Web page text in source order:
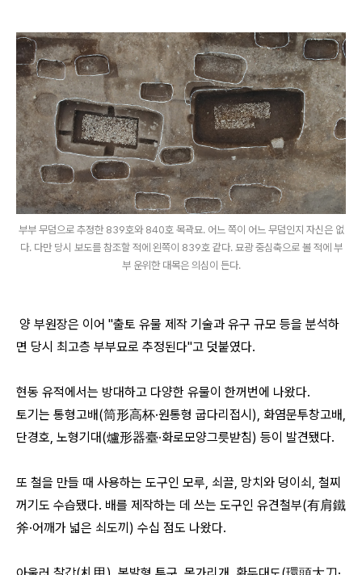
부부 무덤으로 추정한 839호와 840호 목곽묘. 어느 쪽이 어느 무덤인지 자신은 없
다. 다만 당시 보도를 참조할 적에 왼쪽이 839호 같다. 묘광 중심축으로 볼 적에 부
부 운위한 대목은 의심이 든다.
양 부원장은 이어 "출토 유물 제작 기술과 유구 규모 등을 분석하
면 당시 최고층 부부묘로 추정된다"고 덧붙였다.
현동 유적에서는 방대하고 다양한 유물이 한꺼번에 나왔다.
토기는 통형고배(筒形高杯·원통형 굽다리접시), 화염문투창고배,
단경호, 노형기대(爐形器臺·화로모양그릇받침) 등이 발견됐다.
또 철을 만들 때 사용하는 도구인 모루, 쇠끌, 망치와 덩이쇠, 철찌
꺼기도 수습됐다. 배를 제작하는 데 쓰는 도구인 유견철부(有肩鐵
斧·어깨가 넓은 쇠도끼) 수십 점도 나왔다.